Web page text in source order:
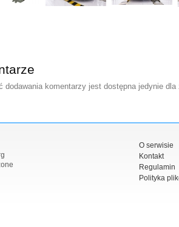
dodawania komentarzy jest dostępna jedynie
O serwisie
Kontakt
Regulamin
Polityka